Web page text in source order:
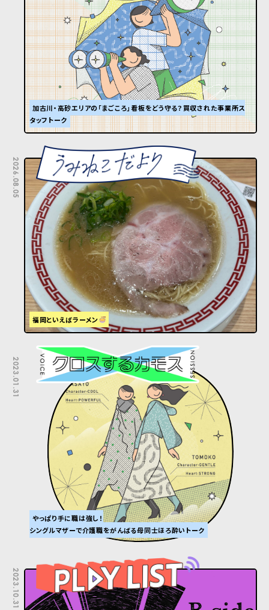
加古川・高砂エリアの「まごころ」看板をどう守る？買収された事業所ス
タッフトーク
2026.08.05
福岡といえばラーメン
2023.01.31
やっぱり手に職は強し！
シングルマザーで介護職をがんばる母同士ほろ酔いトーク
2023.10.31